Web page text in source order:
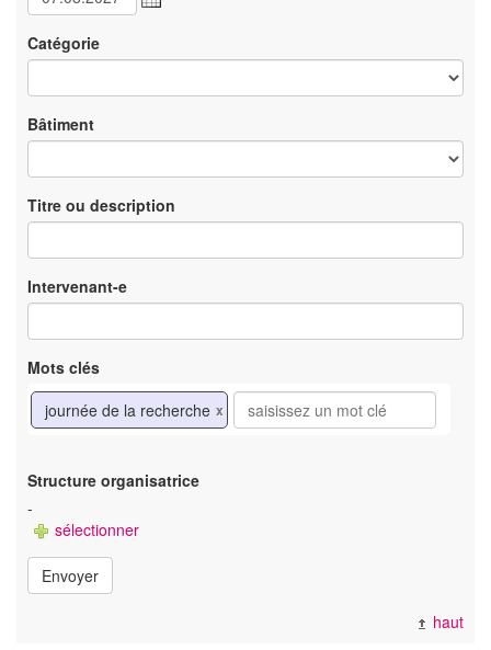
Catégorie
Bâtiment
Titre ou description
Intervenant-e
Mots clés
journée de la recherche x
Structure organisatrice
-
sélectionner
Envoyer
haut